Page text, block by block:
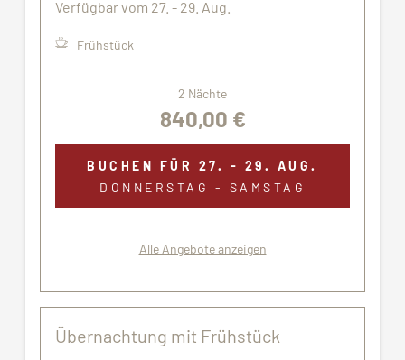
Verfügbar vom 27. - 29. Aug.
Frühstück
2 Nächte
840,00 €
BUCHEN FÜR 27. - 29. AUG.
DONNERSTAG - SAMSTAG
Alle Angebote anzeigen
Übernachtung mit Frühstück